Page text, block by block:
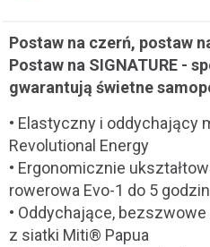
Postaw na czerń, postaw
Postaw na SIGNATURE -
gwarantują świetne
• Elastyczny i oddychający
Revolutional Energy
• Ergonomicznie
rowerowa Evo-1 do 5
• Oddychające,
z siatki Miti® Papua